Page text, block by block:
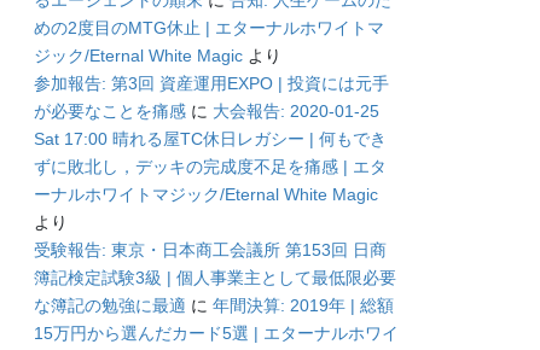
めの2度目のMTG休止 | エターナルホワイトマ
ジック/Eternal White Magic より
参加報告: 第3回 資産運用EXPO | 投資には元手
が必要なことを痛感 に 大会報告: 2020-01-25
Sat 17:00 晴れる屋TC休日レガシー | 何もでき
ずに敗北し，デッキの完成度不足を痛感 | エタ
ーナルホワイトマジック/Eternal White Magic
より
受験報告: 東京・日本商工会議所 第153回 日商
簿記検定試験3級 | 個人事業主として最低限必要
な簿記の勉強に最適 に年間決算: 2019年 | 総額
15万円から選んだカード5選 | エターナルホワイ